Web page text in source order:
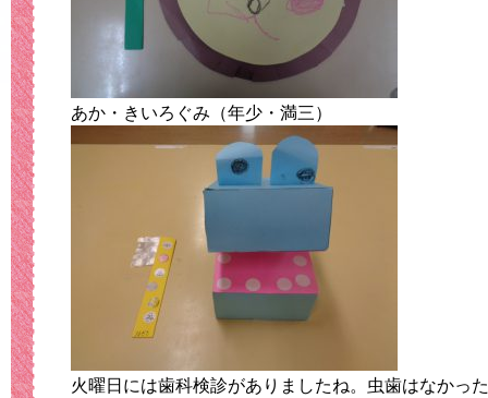
あか・きいろぐみ（年少・満三）
火曜日には歯科検診がありましたね。虫歯はなかっ